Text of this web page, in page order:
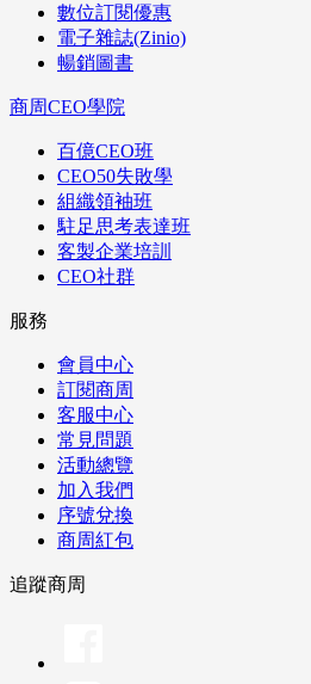
數位訂閱優惠
電子雜誌(Zinio)
暢銷圖書
商周CEO學院
百億CEO班
CEO50失敗學
組織領袖班
駐足思考表達班
客製企業培訓
CEO社群
服務
會員中心
訂閱商周
客服中心
常見問題
活動總覽
加入我們
序號兌換
商周紅包
追蹤商周